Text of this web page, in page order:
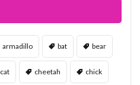
armadillo bat bear
cat cheetah chick